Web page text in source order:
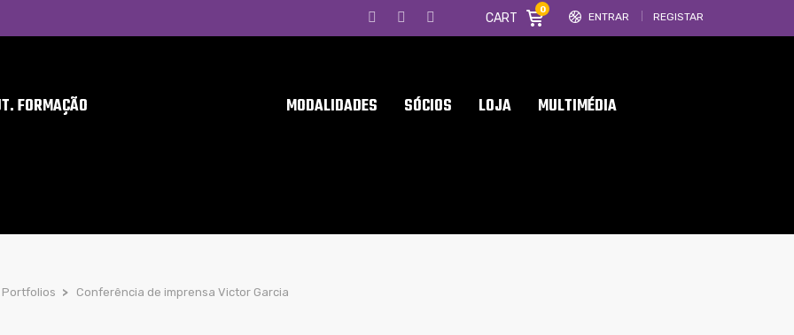
ENTRAR REGISTAR
CART
0
FORMAÇÃO MODALIDADES SÓCIOS LOJA MULTIMÉDIA
Portfolios > Conferência de imprensa Victor Garcia